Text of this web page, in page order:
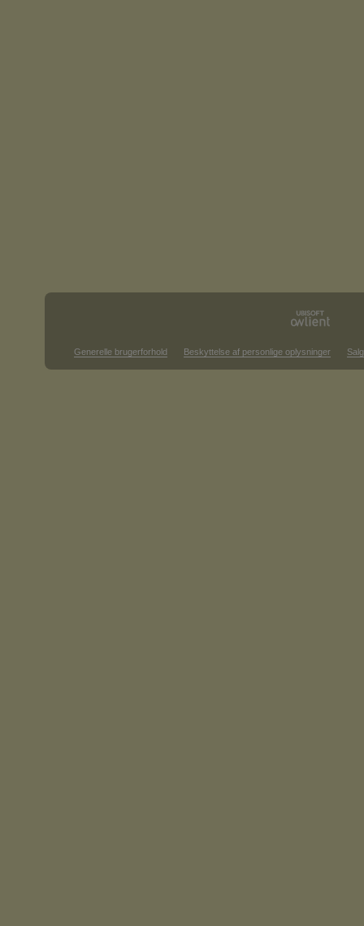
Generelle brugerforhold Beskyttelse af personlige oplysninger